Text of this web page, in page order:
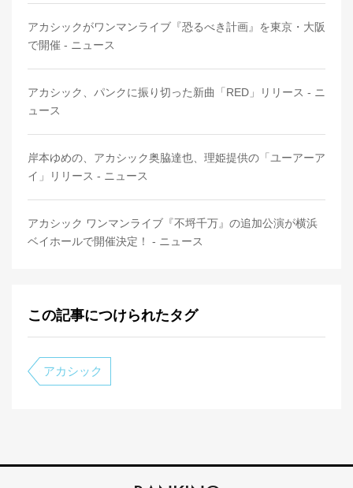
アカシックがワンマンライブ『恐るべき計画』を東京・大阪
で開催 - ニュース
アカシック、パンクに振り切った新曲「RED」リリース - ニ
ュース
岸本ゆめの、アカシック奥脇達也、理姫提供の「ユーアーア
イ」リリース - ニュース
アカシック ワンマンライブ『不埒千万』の追加公演が横浜
ベイホールで開催決定！ - ニュース
この記事につけられたタグ
アカシック